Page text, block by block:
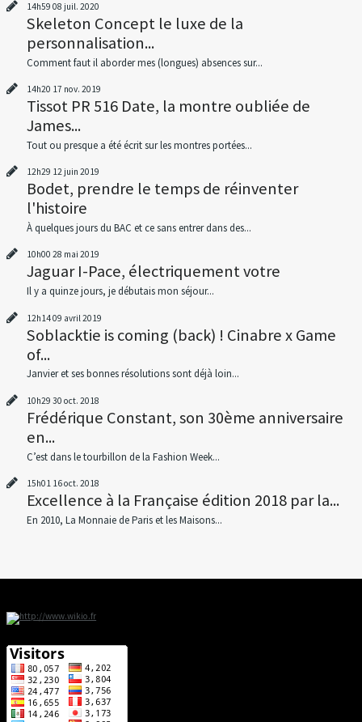
14h59 08 juil. 2020
Skeleton Concept le luxe de la
personnalisation...
Comment faut il aborder mes (longues) absences sur...
14h20 17 nov. 2019
Tissot PR 516 Date, la montre oubliée de
James...
Tout ou presque a été écrit sur les montres portées...
12h29 12 juin 2019
Bodet, prendre le temps de réinventer
l'histoire
À quelques jours du BAC et ce sans entrer dans des...
10h00 28 mai 2019
Jaguar I-Pace, électriquement votre
Il y a quinze jours, je débutais mon séjour...
12h1409 avril 2019
Soblacktie is coming (back) ! Cinabre x Game
of...
Janvier et ses bonnes résolutions sont déjà loin...
10h29 30 oct. 2018
Frédérique Constant, son 30ème anniversaire
en...
C’est dans le tourbillon de la Fashion Week...
15h01 16oct. 2018
Excellence à la Française édition 2018 par la...
En 2010, La Monnaie de Paris et les Maisons...